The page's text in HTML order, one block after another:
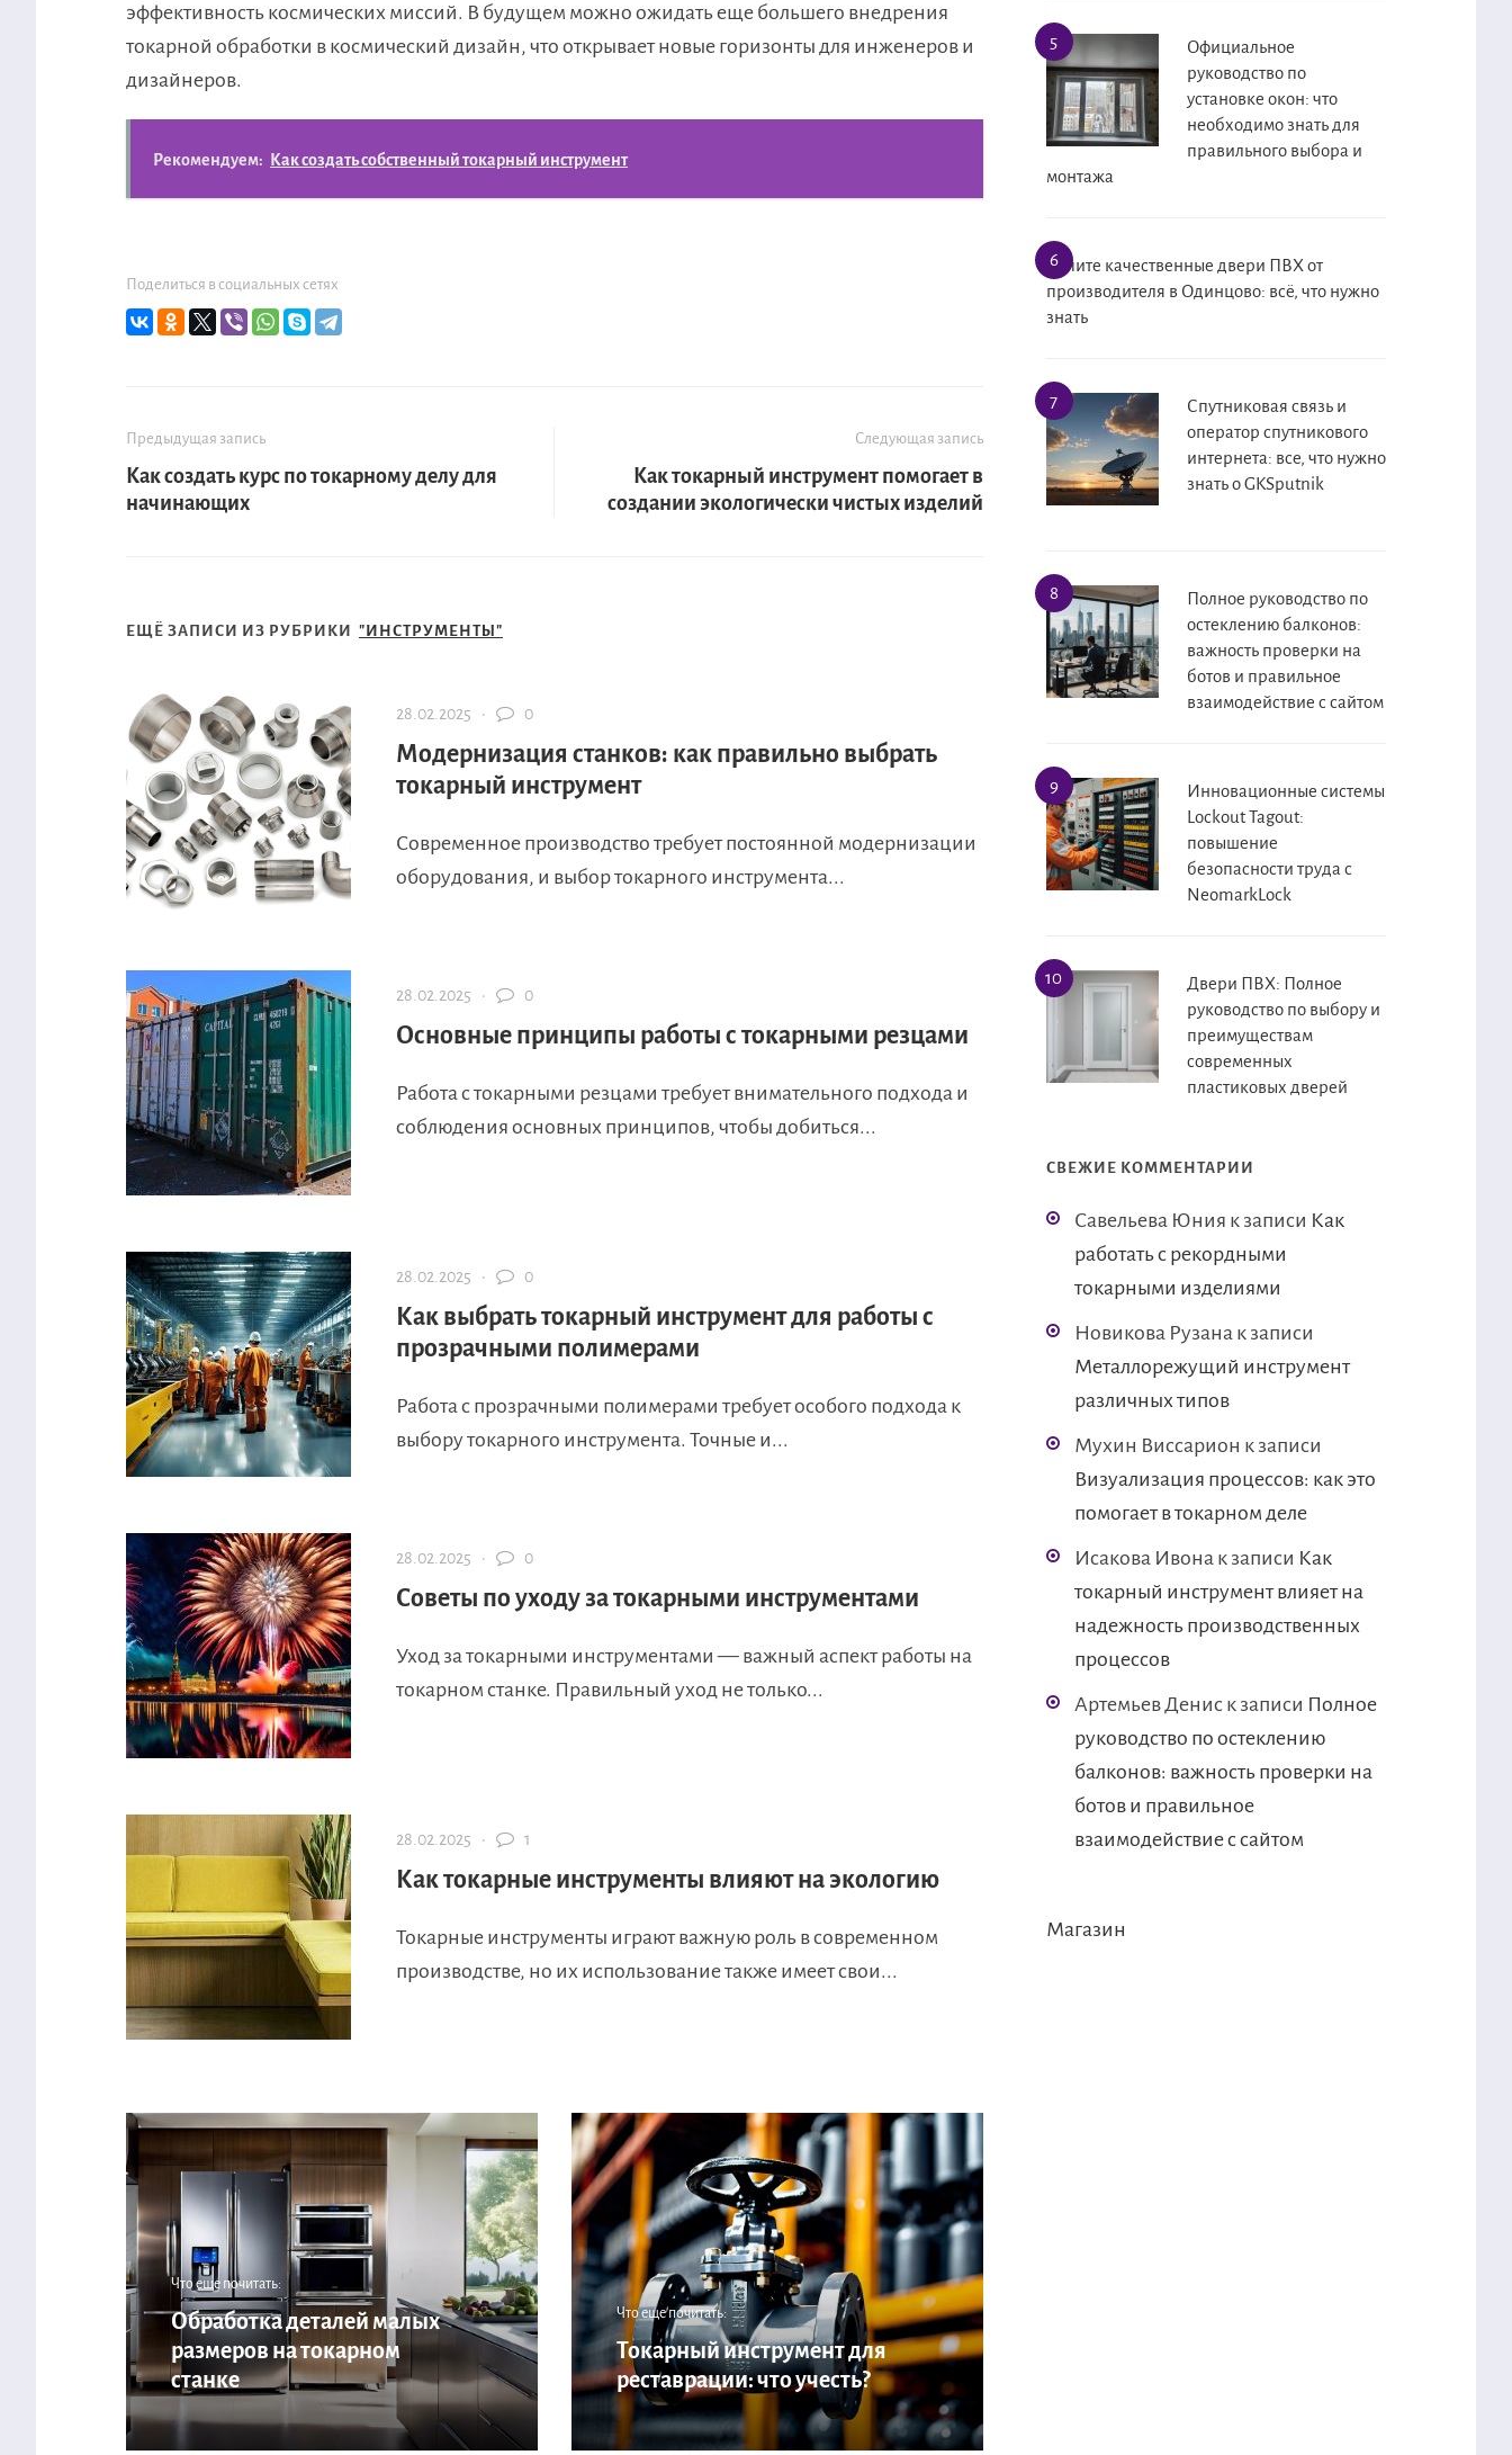
эффективность космических миссий. В будущем можно ожидать еще большего внедрения
токарной обработки в космический дизайн, что открывает новые горизонты для инженеров и
дизайнеров.
Рекомендуем: Как создать собственный токарный инструмент
Поделиться в социальных сетях
Предыдущая запись
Как создать курс по токарному делу для
начинающих
Следующая запись
Как токарный инструмент помогает в
создании экологически чистых изделий
ЕЩЁ ЗАПИСИ ИЗ РУБРИКИ "ИНСТРУМЕНТЫ"
28.02.2025 · 0
Модернизация станков: как правильно выбрать
токарный инструмент
Современное производство требует постоянной модернизации
оборудования, и выбор токарного инструмента...
28.02.2025 · 0
Основные принципы работы с токарными резцами
Работа с токарными резцами требует внимательного подхода и
соблюдения основных принципов, чтобы добиться...
28.02.2025 · 0
Как выбрать токарный инструмент для работы с
прозрачными полимерами
Работа с прозрачными полимерами требует особого подхода к
выбору токарного инструмента. Точные и...
28.02.2025 · 0
Советы по уходу за токарными инструментами
Уход за токарными инструментами — важный аспект работы на
токарном станке. Правильный уход не только...
28.02.2025 · 1
Как токарные инструменты влияют на экологию
Токарные инструменты играют важную роль в современном
производстве, но их использование также имеет свои...
Что еще почитать:
Обработка деталей малых
размеров на токарном
станке
Что еще почитать:
Токарный инструмент для
реставрации: что учесть?
Официальное
руководство по
установке окон: что
необходимо знать для
правильного выбора и
монтажа
Купите качественные двери ПВХ от
производителя в Одинцово: всё, что нужно
знать
Спутниковая связь и
оператор спутникового
интернета: все, что нужно
знать о GKSputnik
Полное руководство по
остеклению балконов:
важность проверки на
ботов и правильное
взаимодействие с сайтом
Инновационные системы
Lockout Tagout:
повышение
безопасности труда с
NeomarkLock
Двери ПВХ: Полное
руководство по выбору и
преимуществам
современных
пластиковых дверей
СВЕЖИЕ КОММЕНТАРИИ
Савельева Юния к записи Как
работать с рекордными
токарными изделиями
Новикова Рузана к записи
Металлорежущий инструмент
различных типов
Мухин Виссарион к записи
Визуализация процессов: как это
помогает в токарном деле
Исакова Ивона к записи Как
токарный инструмент влияет на
надежность производственных
процессов
Артемьев Дениск записи Полное
руководство по остеклению
балконов: важность проверки на
ботов и правильное
взаимодействие с сайтом
Магазин